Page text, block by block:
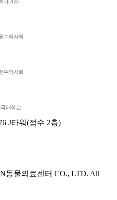
수의사회
수의사회
국대학교
J타워(접수 2층)
동물의료센터 CO., LTD. All